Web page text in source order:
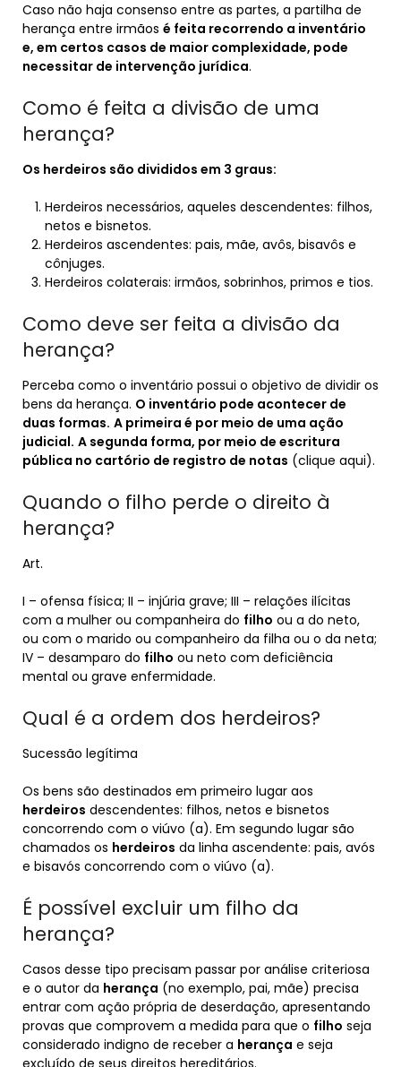
Caso não haja consenso entre as partes, a partilha de
herança entre irmãos é feita recorrendo a inventário
e, em certos casos de maior complexidade, pode
necessitar de intervenção jurídica.
Como é feita a divisão de uma
herança?
Os herdeiros são divididos em 3 graus:
Herdeiros necessários, aqueles descendentes: filhos,
netos e bisnetos.
Herdeiros ascendentes: pais, mãe, avôs, bisavôs e
cônjuges.
Herdeiros colaterais: irmãos, sobrinhos, primos e tios.
Como deve ser feita a divisão da
herança?
Perceba como o inventário possui o objetivo de dividir os
bens da herança. O inventário pode acontecer de
duas formas. A primeira é por meio de uma ação
judicial. A segunda forma, por meio de escritura
pública no cartório de registro de notas (clique aqui).
Quando o filho perde o direito à
herança?
Art.
I – ofensa física; II – injúria grave; III – relações ilícitas
com a mulher ou companheira do filho ou a do neto,
ou com o marido ou companheiro da filha ou o da neta;
IV – desamparo do filho ou neto com deficiência
mental ou grave enfermidade.
Qual é a ordem dos herdeiros?
Sucessão legítima
Os bens são destinados em primeiro lugar aos
herdeiros descendentes: filhos, netos e bisnetos
concorrendo com o viúvo (a). Em segundo lugar são
chamados os herdeiros da linha ascendente: pais, avós
e bisavós concorrendo com o viúvo (a).
É possível excluir um filho da
herança?
Casos desse tipo precisam passar por análise criteriosa
e o autor da herança (no exemplo, pai, mãe) precisa
entrar com ação própria de deserdação, apresentando
provas que comprovem a medida para que o filho seja
considerado indigno de receber a herança e seja
excluído de seus direitos hereditários.